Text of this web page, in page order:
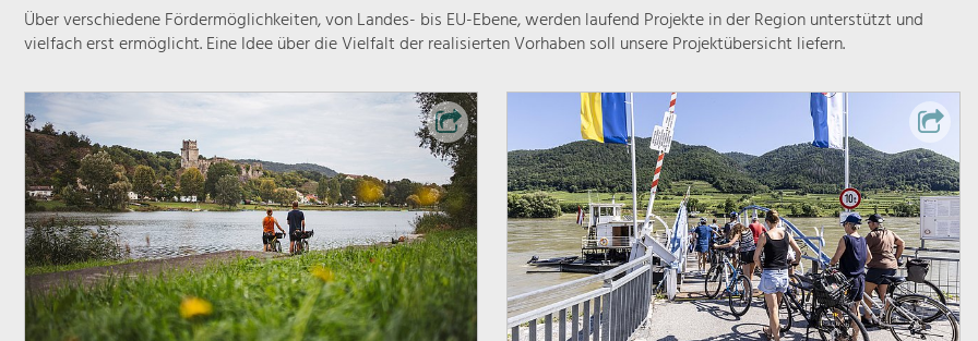
Über verschiedene Fördermöglichkeiten, von Landes- bis EU-Ebene, werden laufend Projekte in der Region unterstützt und
vielfach erst ermöglicht. Eine Idee über die Vielfalt der realisierten Vorhaben soll unsere Projektübersicht liefern.